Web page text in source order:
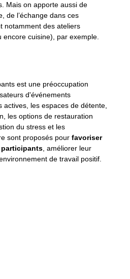
Mais on apporte aussi de
de l’échange dans ces
notamment des ateliers
encore cuisine), par exemple.
est une préoccupation
d'événements
actives, les espaces de détente,
les options de restauration
du stress et les
sont proposés pour favoriser
, améliorer leur
de travail positif.